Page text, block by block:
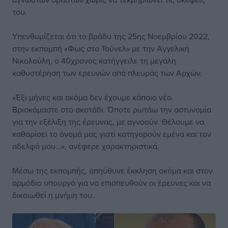
του.
Υπενθυμίζεται ότι το βράδυ της 25ης Νοεμβρίου 2022,
στην εκπομπή «Φως στο Τούνελ» με την Αγγελική
Νικολούλη, ο 40χρονος κατήγγειλε τη μεγάλη
καθυστέρηση των ερευνών από πλευράς των Αρχών.
«Έξι μήνες και ακόμα δεν έχουμε κάποιο νέο.
Βρισκόμαστε στο σκοτάδι. Όποτε ρωτάω την αστυνομία
για την εξέλιξη της έρευνας, με αγνοούν. Θέλουμε να
καθαρίσει το όνομά μας γιατί κατηγορούν εμένα και τον
αδελφό μου…», ανέφερε χαρακτηριστικά.
Μέσω της εκπομπής, απηύθυνε έκκληση ακόμα και στον
αρμόδιο υπουργό για να επισπευθούν οι έρευνες και να
δικαιωθεί η μνήμη του.